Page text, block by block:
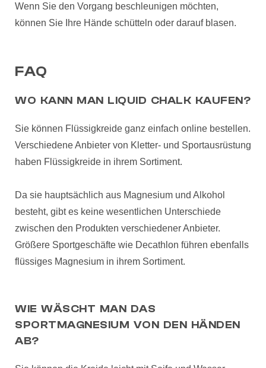
Wenn Sie den Vorgang beschleunigen möchten,
können Sie Ihre Hände schütteln oder darauf blasen.
FAQ
WO KANN MAN LIQUID CHALK KAUFEN?
Sie können Flüssigkreide ganz einfach online bestellen.
Verschiedene Anbieter von Kletter- und Sportausrüstung
haben Flüssigkreide in ihrem Sortiment.
Da sie hauptsächlich aus Magnesium und Alkohol
besteht, gibt es keine wesentlichen Unterschiede
zwischen den Produkten verschiedener Anbieter.
Größere Sportgeschäfte wie Decathlon führen ebenfalls
flüssiges Magnesium in ihrem Sortiment.
WIE WÄSCHT MAN DAS
SPORTMAGNESIUM VON DEN HÄNDEN
AB?